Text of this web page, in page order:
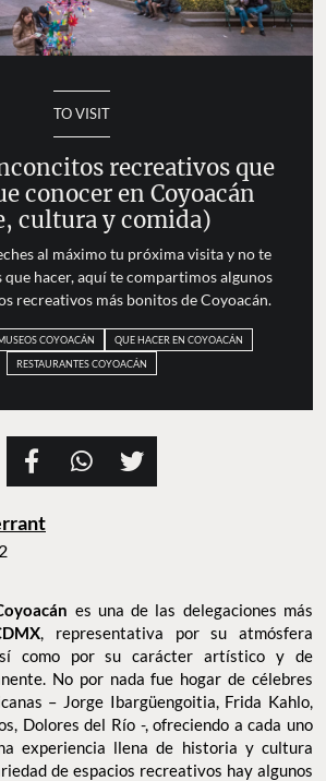
TO VISIT
recreativos que
conocer en Coyoacán
cultura y comida)
al máximo tu próxima visita y no te
que hacer, aquí te compartimos algunos
recreativos más bonitos de Coyoacán.
COYOACÁN
QUE HACER EN COYOACÁN
RESTAURANTES COYOACÁN
es una de las delegaciones más
, representativa por su atmósfera
como por su carácter artístico y de
No por nada fue hogar de célebres
– Jorge Ibargüengoitia, Frida Kahlo,
Dolores del Río -, ofreciendo a cada uno
experiencia llena de historia y cultura
de espacios recreativos hay algunos